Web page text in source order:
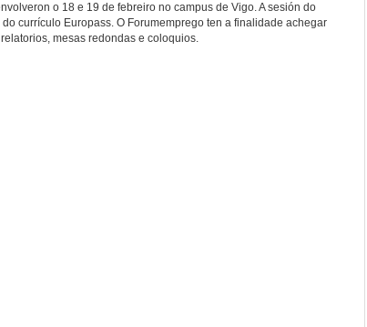
o 18 e 19 de febreiro no campus de Vigo. A sesión do
currículo Europass. O Forumemprego ten a finalidade achegar
mesas redondas e coloquios.